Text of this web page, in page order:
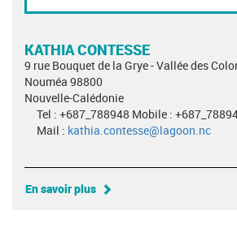
KATHIA CONTESSE
9 rue Bouquet de la Grye - Vallée des
Nouméa 98800
Nouvelle-Calédonie
Tel : +687_788948 Mobile :
Mail : kathia.contesse@lagoon.nc
En savoir plus